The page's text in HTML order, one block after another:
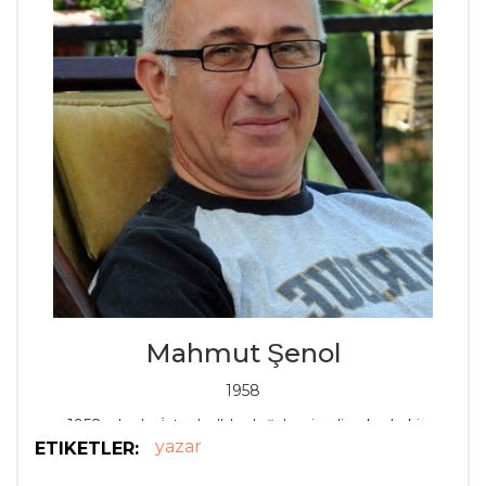
Mahmut Şenol
1958
1958 yılında, İstanbul'da doğdu; şimdiye kadarki
ömrünün üçte ikisini bu şehirde geçirdi.
ETIKETLER: yazar